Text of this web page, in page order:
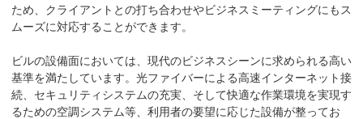
ため、クライアントとの打ち合わせやビジネスミーティングにもス
ムーズに対応することができます。
ビルの設備面においては、現代のビジネスシーンに求められる高い
基準を満たしています。光ファイバーによる高速インターネット接
続、セキュリティシステムの充実、そして快適な作業環境を実現す
るための空調システム等、利用者の要望に応じた設備が整ってお